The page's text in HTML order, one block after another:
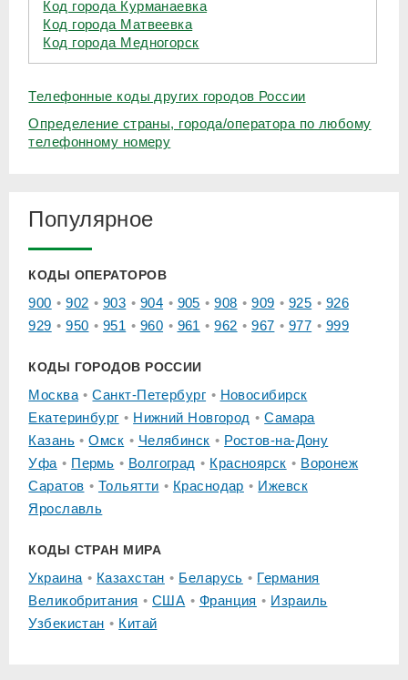
Код города Курманаевка
Код города Матвеевка
Код города Медногорск
Телефонные коды других городов России
Определение страны, города/оператора по любому
телефонному номеру
Популярное
КОДЫ ОПЕРАТОРОВ
900 902 903 904 905 908 909 925
926
929
950 951 960 961 962 967 977 999
КОДЫ ГОРОДОВ РОССИИ
Москва Санкт-Петербург
Новосибирск
Екатеринбург
Нижний Новгород
Самара
Казань
Омск Челябинск
Ростов-на-Дону
Уфа
Пермь Волгоград Красноярск
Воронеж
Саратов
Тольятти Краснодар
Ижевск
Ярославль
КОДЫ СТРАН МИРА
Украина Казахстан Беларусь
Германия
Великобритания
США Франция
Израиль
Узбекистан
Китай